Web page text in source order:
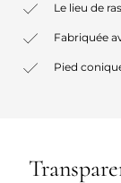
Le lieu de
Fabriquée
Pied